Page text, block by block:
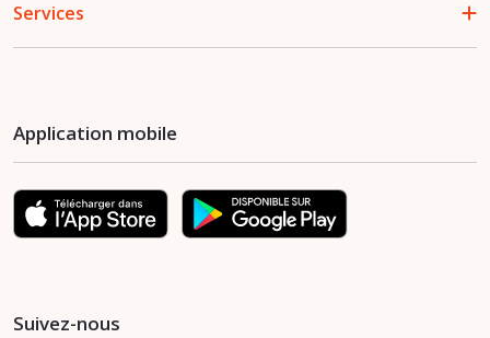
Services
Application mobile
Suivez-nous